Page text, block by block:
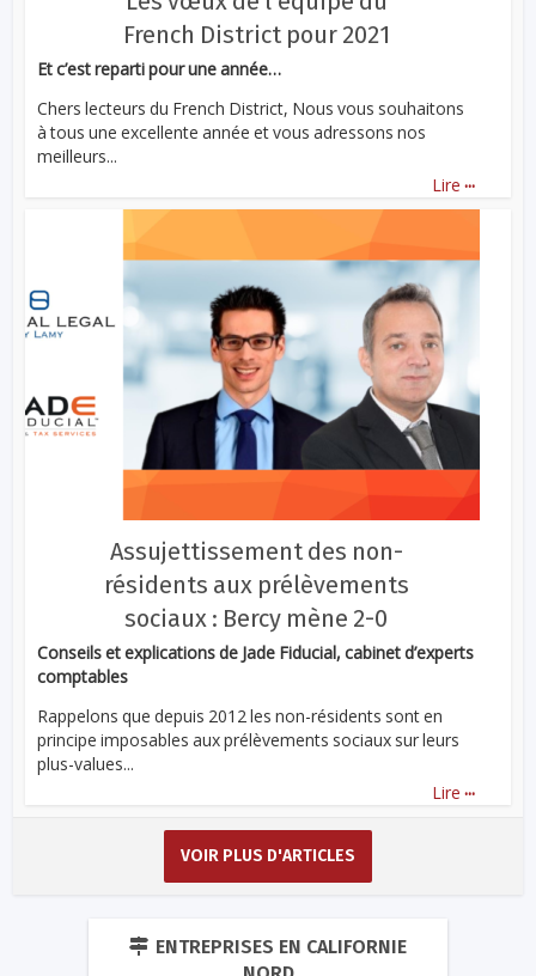
French District pour 2021
Et c’est reparti pour une année…
Chers lecteurs du French District, Nous vous souhaitons
à tous une excellente année et vous adressons nos
meilleurs...
Lire ...
Assujettissement des non-
résidents aux prélèvements
sociaux : Bercy mène 2-0
Conseils et explications de Jade Fiducial, cabinet d’experts
comptables
Rappelons que depuis 2012 les non-résidents sont en
principe imposables aux prélèvements sociaux sur leurs
plus-values...
Lire ...
VOIR PLUS D'ARTICLES
ENTREPRISES EN CALIFORNIE